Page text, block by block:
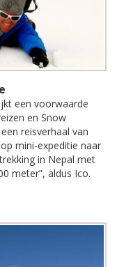
een voorwaarde
en Snow
reisverhaal van
mini-expeditie naar
in Nepal met
meter”, aldus Ico.